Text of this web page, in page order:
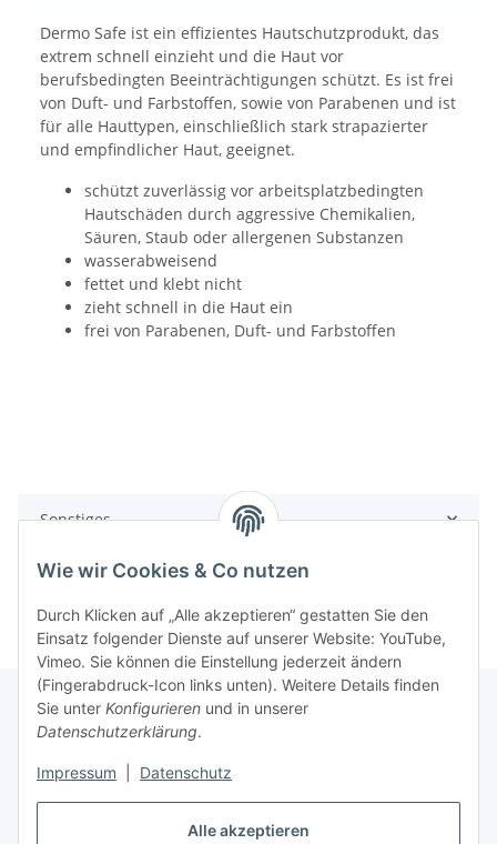
Alle akzeptieren
Wie wir Cookies & Co nutzen
Durch Klicken auf „Alle akzeptieren“ gestatten Sie den
Einsatz folgender Dienste auf unserer Website: YouTube,
Vimeo. Sie können die Einstellung jederzeit ändern
(Fingerabdruck-Icon links unten). Weitere Details finden
Sie unter Konfigurieren und in unserer
Datenschutzerklärung.
Impressum Datenschutz
Dermo Safe ist ein effizientes Hautschutzprodukt, das
extrem schnell einzieht und die Haut vor
berufsbedingten Beeinträchtigungen schützt. Es ist frei
von Duft- und Farbstoffen, sowie von Parabenen und ist
für alle Hauttypen, einschließlich stark strapazierter
und empfindlicher Haut, geeignet.
schützt zuverlässig vor arbeitsplatzbedingten
Hautschäden durch aggressive Chemikalien,
Säuren, Staub oder allergenen Substanzen
wasserabweisend
fettet und klebt nicht
zieht schnell in die Haut ein
frei von Parabenen, Duft- und Farbstoffen
Sonstiges
Gesetzliche Informationen